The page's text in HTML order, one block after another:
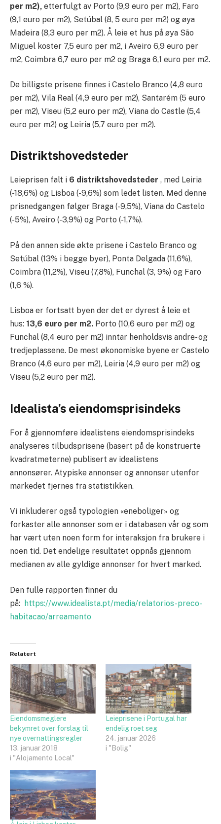
per m2), etterfulgt av Porto (9,9 euro per m2), Faro
(9,1 euro per m2), Setúbal (8, 5 euro per m2) og øya
Madeira (8,3 euro per m2). Å leie et hus på øya São
Miguel koster 7,5 euro per m2, i Aveiro 6,9 euro per
m2, Coimbra 6,7 ​​euro per m2 og Braga 6,1 euro per m2.
De billigste prisene finnes i Castelo Branco (4,8 euro
per m2), Vila Real (4,9 euro per m2), Santarém (5 euro
per m2), Viseu (5,2 euro per m2), Viana do Castle (5,4
euro per m2) og Leiria (5,7 euro per m2).
Distriktshovedsteder
Leieprisen falt i 6 distriktshovedsteder , med Leiria
(-18,6%) og Lisboa (-9,6%) som ledet listen. Med denne
prisnedgangen følger Braga (-9,5%), Viana do Castelo
(-5%), Aveiro (-3,9%) og Porto (-1,7%).
På den annen side økte prisene i Castelo Branco og
Setúbal (13% i begge byer), Ponta Delgada (11,6%),
Coimbra (11,2%), Viseu (7,8%), Funchal (3, 9%) og Faro
(1,6 %).
Lisboa er fortsatt byen der det er dyrest å leie et
hus: 13,6 euro per m2. Porto (10,6 euro per m2) og
Funchal (8,4 euro per m2) inntar henholdsvis andre- og
tredjeplassene. De mest økonomiske byene er Castelo
Branco (4,6 euro per m2), Leiria (4,9 euro per m2) og
Viseu (5,2 euro per m2).
Idealista’s eiendomsprisindeks
For å gjennomføre idealistens eiendomsprisindeks
analyseres tilbudsprisene (basert på de konstruerte
kvadratmeterne) publisert av idealistens
annonsører. Atypiske annonser og annonser utenfor
markedet fjernes fra statistikken.
Vi inkluderer også typologien «eneboliger» og
forkaster alle annonser som er i databasen vår og som
har vært uten noen form for interaksjon fra brukere i
noen tid. Det endelige resultatet oppnås gjennom
medianen av alle gyldige annonser for hvert marked.
Den fulle rapporten finner du
på: https://www.idealista.pt/media/relatorios-preco-
habitacao/arreamento
Relatert
Eiendomsmeglere
bekymret over forslag til
nye overnattingsregler
13. januar 2018
i "Alojamento Local"
Leieprisene i Portugal har
endelig roet seg
24. januar 2026
i "Bolig"